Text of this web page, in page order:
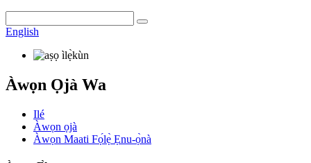
English
Àwọn Ọjà Wa
Ilé
Àwọn ọjà
Àwọn Maati Fọ́lẹ̀ Ẹnu-ọ̀nà